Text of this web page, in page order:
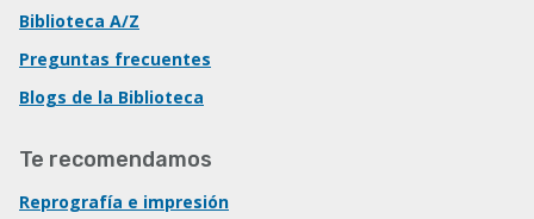
Biblioteca A/Z
Preguntas frecuentes
Blogs de la Biblioteca
Te recomendamos
Reprografía e impresión